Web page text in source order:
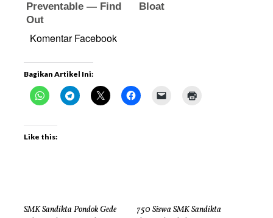
Komentar Facebook
Bagikan Artikel Ini:
Like this:
SMK Sandikta Pondok Gede
750 Siswa SMK Sandikta